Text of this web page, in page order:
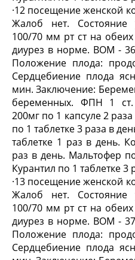
·12 посещение женской
Жалоб нет. Состояние
100/70 мм рт ст на обеих
диурез в норме. ВОМ -
Положение плода:
Сердцебиение плода
мин. Заключение:
беременных. ФПН 1
200мг по 1 капсуле 2
по 1 таблетке 3 раза в
таблетке 1 раз в день.
раз в день. Мальтофер
Курантил по 1 таблетке 3
·13 посещение женской
Жалоб нет. Состояние
100/70 мм рт ст на обеих
диурез в норме. ВОМ -
Положение плода:
Сердцебиение плода